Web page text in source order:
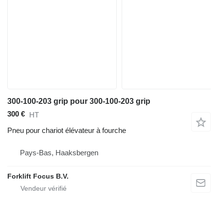
300-100-203 grip pour 300-100-203 grip
300 € HT
Pneu pour chariot élévateur à fourche
Pays-Bas, Haaksbergen
Forklift Focus B.V.